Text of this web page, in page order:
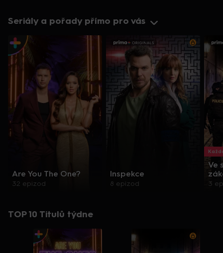
Seriály a pořady přímo pro vás
Are You The One?
32 epizod
Inspekce
8 epizod
Ve
3
TOP 10 Titulů týdne